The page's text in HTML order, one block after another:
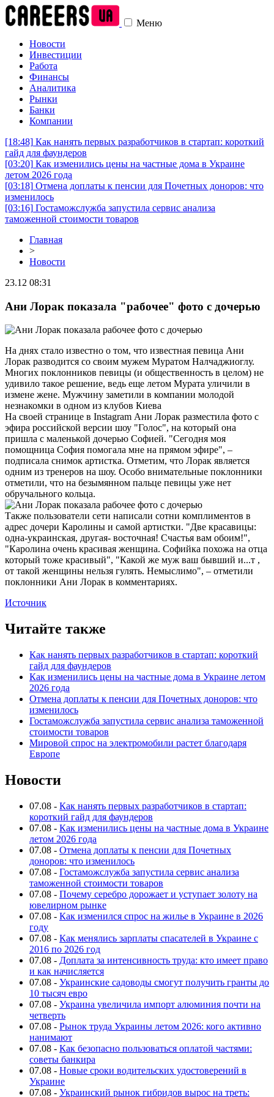
Меню
Новости
Инвестиции
Работа
Финансы
Аналитика
Рынки
Банки
Компании
[18:48] Как нанять первых разработчиков в стартап: короткий
гайд для фаундеров
[03:20] Как изменились цены на частные дома в Украине
летом 2026 года
[03:18] Отмена доплаты к пенсии для Почетных доноров: что
изменилось
[03:16] Гостаможслужба запустила сервис анализа
таможенной стоимости товаров
Главная
>
Новости
23.12 08:31
Ани Лорак показала "рабочее" фото с дочерью
На днях стало известно о том, что известная певица Ани
Лорак разводится со своим мужем Муратом Налчаджиоглу.
Многих поклонников певицы (и общественность в целом) не
удивило такое решение, ведь еще летом Мурата уличили в
измене жене. Мужчину заметили в компании молодой
незнакомки в одном из клубов Киева
На своей странице в Instagram Ани Лорак разместила фото с
эфира российской версии шоу "Голос", на который она
пришла с маленькой дочерью Софией. "Сегодня моя
помощница София помогала мне на прямом эфире", –
подписала снимок артистка. Отметим, что Лорак является
одним из тренеров на шоу. Особо внимательные поклонники
отметили, что на безымянном пальце певицы уже нет
обручального кольца.
Также пользователи сети написали сотни комплиментов в
адрес дочери Каролины и самой артистки. "Две красавицы:
одна-украинская, другая- восточная! Счастья вам обоим!",
"Каролина очень красивая женщина. Софийка похожа на отца
который тоже красивый", "Какой же муж ваш бывший и...т ,
от такой женщины нельзя гулять. Немыслимо", – отметили
поклонники Ани Лорак в комментариях.
Источник
Читайте также
Как нанять первых разработчиков в стартап: короткий
гайд для фаундеров
Как изменились цены на частные дома в Украине летом
2026 года
Отмена доплаты к пенсии для Почетных доноров: что
изменилось
Гостаможслужба запустила сервис анализа таможенной
стоимости товаров
Мировой спрос на электромобили растет благодаря
Европе
Новости
07.08 - Как нанять первых разработчиков в стартап:
короткий гайд для фаундеров
07.08 - Как изменились цены на частные дома в Украине
летом 2026 года
07.08 - Отмена доплаты к пенсии для Почетных
доноров: что изменилось
07.08 - Гостаможслужба запустила сервис анализа
таможенной стоимости товаров
07.08 - Почему серебро дорожает и уступает золоту на
ювелирном рынке
07.08 - Как изменился спрос на жилье в Украине в 2026
году
07.08 - Как менялись зарплаты спасателей в Украине с
2016 по 2026 год
07.08 - Доплата за интенсивность труда: кто имеет право
и как начисляется
07.08 - Украинские садоводы смогут получить гранты до
10 тысяч евро
07.08 - Украина увеличила импорт алюминия почти на
четверть
07.08 - Рынок труда Украины летом 2026: кого активно
нанимают
07.08 - Как безопасно пользоваться оплатой частями:
советы банкира
07.08 - Новые сроки водительских удостоверений в
Украине
07.08 - Украинский рынок гибридов вырос на треть: